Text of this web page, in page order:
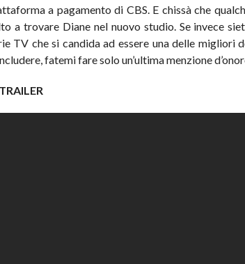
a pagamento di CBS. E chissà che
a trovare Diane nel nuovo studio. Se invece
TV che si candida ad essere una delle migliori
fatemi fare solo un’ultima menzione